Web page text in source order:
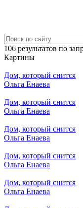
106 результатов по
Картины
Дом, который снится
Ольга Енаева
Дом, который снится
Ольга Енаева
Дом, который снится
Ольга Енаева
Дом, который снится
Ольга Енаева
Дом, который снится
Ольга Енаева